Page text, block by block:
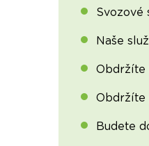
Svozové
Naše
Obdržíte
Obdržíte
Budete